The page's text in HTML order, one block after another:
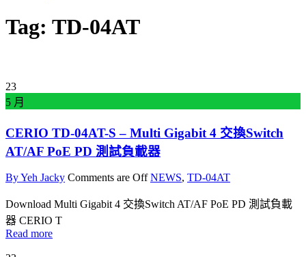
Tag: TD-04AT
23
5 月
CERIO TD-04AT-S – Multi Gigabit 4 交換Switch
AT/AF PoE PD 測試負載器
By Yeh Jacky Comments are Off NEWS, TD-04AT
Download Multi Gigabit 4 交換Switch AT/AF PoE PD 測試負載
器 CERIO T
Read more